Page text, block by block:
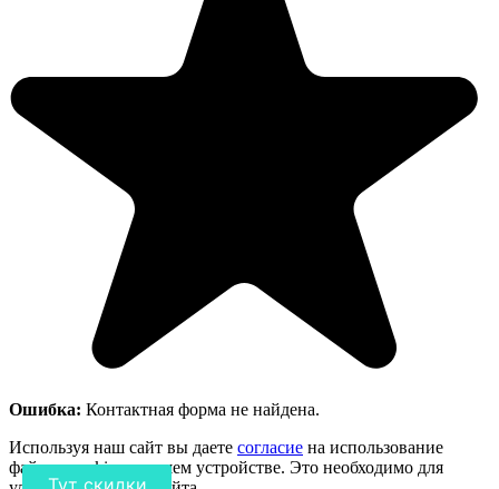
Тут скидки
Ошибка: Контактная форма не найдена.
Используя наш сайт вы даете согласие на использование
файлов cookie на вашем устройстве. Это необходимо для